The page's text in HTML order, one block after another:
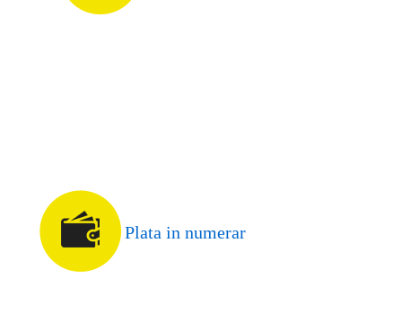
Plata in numerar